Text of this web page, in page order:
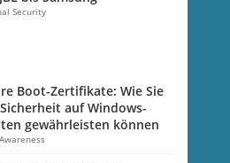
Security
Boot-Zertifikate: Wie Sie
auf Windows-
gewährleisten können